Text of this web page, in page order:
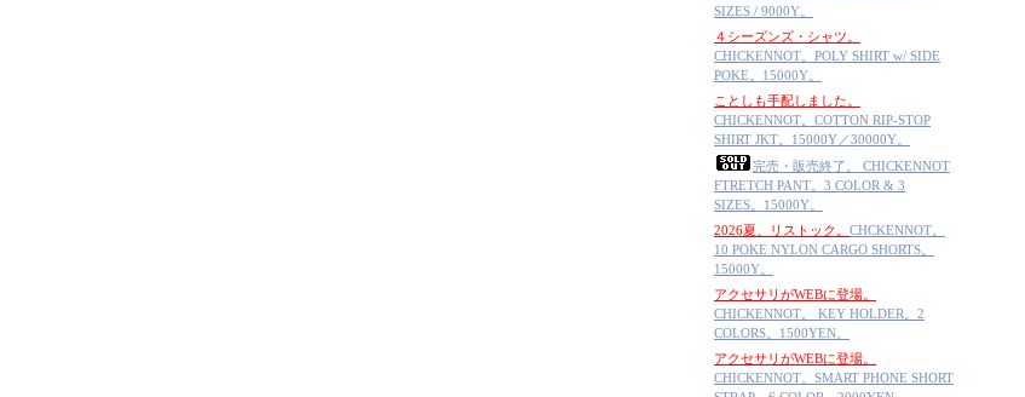
SIZES / 9000Y。
４シーズンズ・シャツ。
CHICKENNOT。POLY SHIRT w/ SIDE
POKE。15000Y。
ことしも手配しました。
CHICKENNOT。COTTON RIP-STOP
SHIRT JKT。15000Y／30000Y。
完売・販売終了。 CHICKENNOT
FTRETCH PANT。3 COLOR & 3
SIZES。15000Y。
2026夏、リストック。 CHCKENNOT。
10 POKE NYLON CARGO SHORTS。
15000Y。
アクセサリがWEBに登場。
CHICKENNOT。 KEY HOLDER。2
COLORS。1500YEN。
アクセサリがWEBに登場。
CHICKENNOT。SMART PHONE SHORT